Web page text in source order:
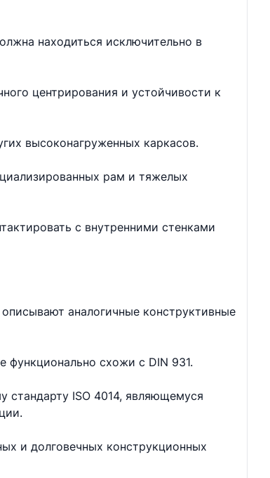
находиться исключительно в
центрирования и устойчивости к
высоконагруженных каркасов.
рам и тяжелых
с внутренними стенками
аналогичные конструктивные
схожи с DIN 931.
ISO 4014, являющемуся
и долговечных конструкционных